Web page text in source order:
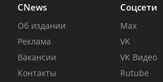
CNews
Об издании
Реклама
Вакансии
Контакты
Соцсети
Max
VK
VK Видео
Rutube